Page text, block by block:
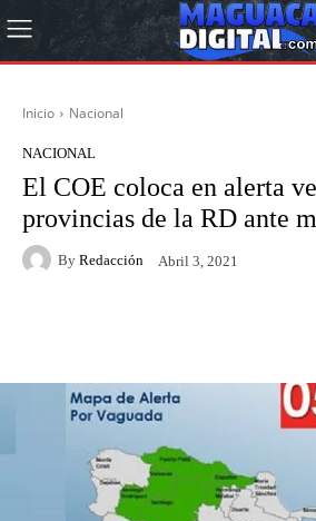
Inicio Nacional
NACIONAL
El COE coloca en alerta
provincias de la RD ante
By Redacción Abril 3, 2021